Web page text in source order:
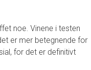
noe. Vinene i testen
er mer betegnende for
for det er definitivt